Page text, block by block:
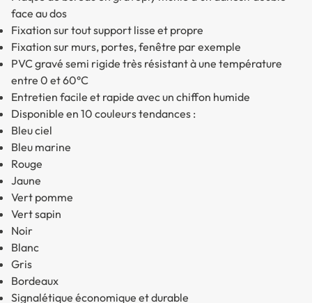
face au dos
Fixation sur tout support lisse et propre
Fixation sur murs, portes, fenêtre par exemple
PVC gravé semi rigide très résistant à une température
entre 0 et 60°C
Entretien facile et rapide avec un chiffon humide
Disponible en 10 couleurs tendances :
Bleu ciel
Bleu marine
Rouge
Jaune
Vert pomme
Vert sapin
Noir
Blanc
Gris
Bordeaux
Signalétique économique et durable